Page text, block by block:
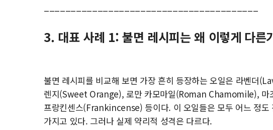
3. 대표 사례 1: 불면 레시피는 왜 이렇게 다른
불면 레시피를 비교해 보면 가장 흔히 등장하는 오일은 라벤더
렌지(Sweet Orange), 로만 카모마일(Roman Chamomile),
프랑킨센스(Frankincense) 등이다. 이 오일들은 모두 어느 정도
가지고 있다. 그러나 실제 약리적 성격은 다르다.